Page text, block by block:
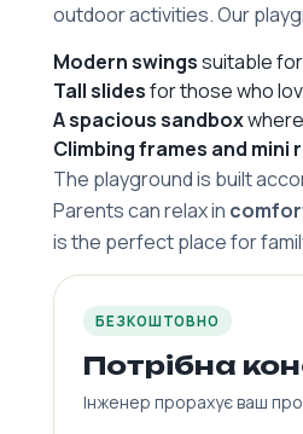
outdoor activities. Our
Modern swingssuitable
Tall slidesfor those who
A spacious sandbox
Climbing frames and mini
The playground is built
Parents can relax in
is the perfect place for
БЕЗКОШТОВНО
Потрібна
Інженер прорахує ваш